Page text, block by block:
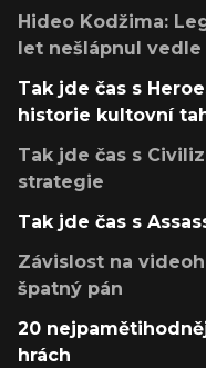
Hideo Kodžima:
let nešlápnul vedle
Tak jde čas s
historie kultovní
Tak jde čas s
strategie
Tak jde čas s
Závislost na
špatný pán
20
hrách